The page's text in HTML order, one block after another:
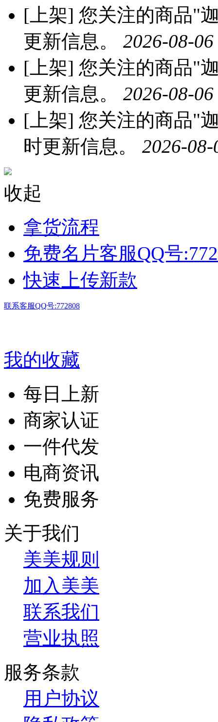
[上架] 您关注的商品"
更新信息。 2026-08-
[上架] 您关注的商品"
更新信息。 2026-08-
[上架] 您关注的商品"
时更新信息。 2026-
收起
拿货流程
免费名片客服QQ号
快速上传新款
联系客服QQ号:772808
我的收藏
每日上新
商家认证
一件代发
电商资讯
免费服务
关于我们
美美规则
加入美美
联系我们
营业执照
服务条款
用户协议